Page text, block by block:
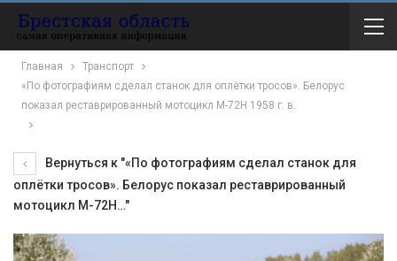
Главная
Транспорт
«По фотографиям сделал станок для оплётки тросов». Белорус
показал реставрированный мотоцикл М-72Н 1958 г. в.
Вернуться к "«По фотографиям сделал станок для
оплётки тросов». Белорус показал реставрированный
мотоцикл М-72Н…"